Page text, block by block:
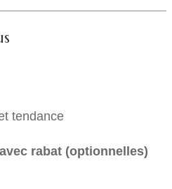
tendance
rabat (optionnelles)